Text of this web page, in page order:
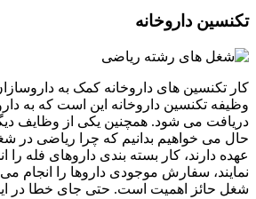
تکنسین داروخانه
کار تکنسین های داروخانه کمک به
وظیفه تکنسین داروخانه این است که به
دریافت می شود. همچنین یکی از وظایف
حال می خواهیم بدانیم که چرا ریاضی در
عهده دارند، کار بسته بندی داروهای فله
نمایند، سفارش موجودی داروها را انجام
شغل حائز اهمیت است. حتی جای خطا در این